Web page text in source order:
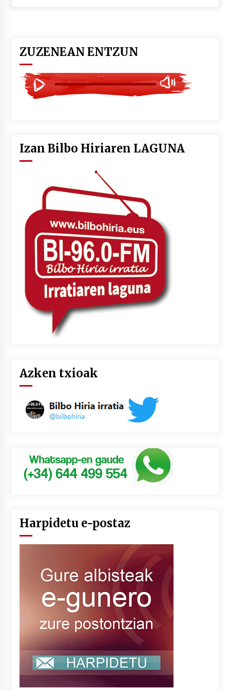
Larunbatean Plentziako Itsas Martxa ospatuko
da
2026/07/07
2026/07/07
Uribitarte40 aretoan
2026/07/03
SOINUGELA: Paul McCartney eta Ringo Starr-en
lan berriak
2026/07/03
MUSIBLA #297: Bide, Boards Of Canada, Somak,
Tiga, Twisted Teens, Underscores, Habia
2026/07/02
ZUZENEAN ENTZUN
Izan Bilbo Hiriaren LAGUNA
Azken txioak
Harpidetu e-postaz